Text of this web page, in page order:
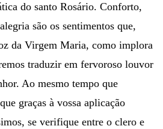
do santo Rosário. Conforto,
são os sentimentos que,
da Virgem Maria, como implora
traduzir em fervoroso louvor
Ao mesmo tempo que
graças à vossa aplicação
se verifique entre o clero e